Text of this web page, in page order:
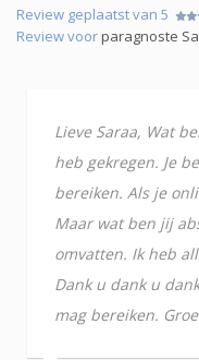
Review geplaatst van 5
Review voorparagnoste
Lieve Saraa, Wat
heb gekregen. Je
bereiken. Als je
Maar wat ben jij
omvatten. Ik heb
Dank u dank u
mag bereiken.